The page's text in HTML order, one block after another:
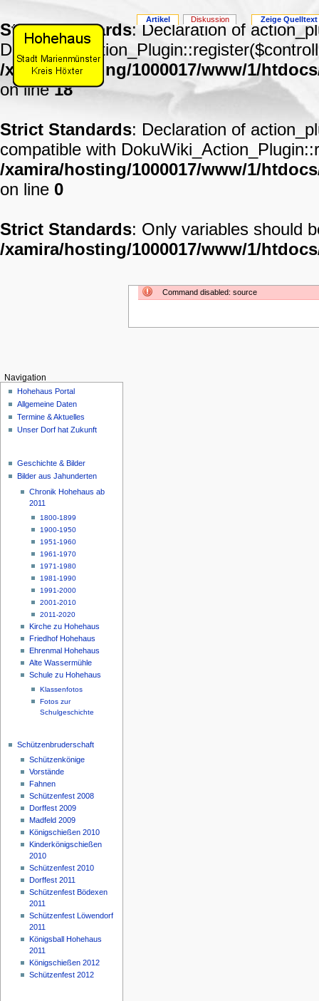
Strict Standards: Declaration of
/xamira/hosting/1000017/www/1/
on line18
Strict Standards: Declaration of
compatible with
/xamira/hosting/1000017/www/1/
on line 0
Strict Standards: Only variables should
/xamira/hosting/1000017/www/1/
Command disabled: source
Artikel Diskussion Zeige Quelltext
Navigation
Hohehaus Portal
Allgemeine Daten
Termine & Aktuelles
Unser Dorf hat Zukunft
Geschichte & Bilder
Bilder aus Jahunderten
Chronik Hohehaus ab
2011
1800-1899
1900-1950
1951-1960
1961-1970
1971-1980
1981-1990
1991-2000
2001-2010
2011-2020
Kirche zu Hohehaus
Friedhof Hohehaus
Ehrenmal Hohehaus
Alte Wassermühle
Schule zu Hohehaus
Klassenfotos
Fotos zur
Schulgeschichte
Schützenbruderschaft
Schützenkönige
Vorstände
Fahnen
Schützenfest 2008
Dorffest 2009
Madfeld 2009
Königschießen 2010
Kinderkönigschießen
2010
Schützenfest 2010
Dorffest 2011
Schützenfest Bödexen
2011
Schützenfest Löwendorf
2011
Königsball Hohehaus
2011
Königschießen 2012
Schützenfest 2012